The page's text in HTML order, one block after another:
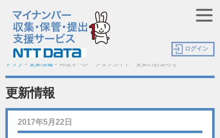
ログイン
トップ > 更新情報 >再送オペレーションガイド 更新のお知らせ
更新情報
2017年5月22日